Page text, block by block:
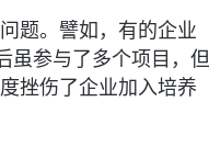
题。譬如，有的企业
虽参与了多个项目，但
挫伤了企业加入培养